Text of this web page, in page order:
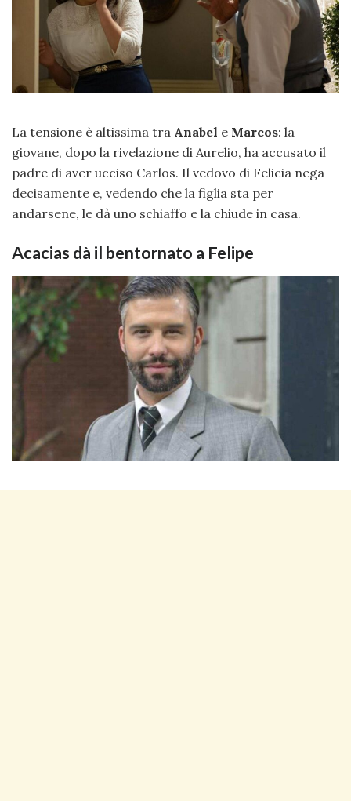
La tensione è altissima tra Anabel e Marcos: la
giovane, dopo la rivelazione di Aurelio, ha accusato il
padre di aver ucciso Carlos. Il vedovo di Felicia nega
decisamente e, vedendo che la figlia sta per
andarsene, le dà uno schiaffo e la chiude in casa.
Acacias dà il bentornato a Felipe